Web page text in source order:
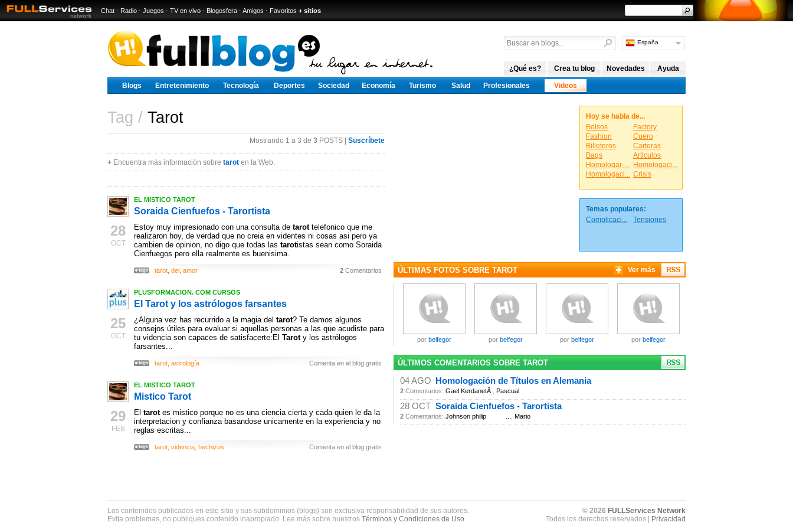
Chat · Radio · Juegos · TV en vivo · Blogosfera · Amigos · Favoritos + sitios
España
Internacional
¿Qué es? Crea tu blog Novedades Ayuda
Blogs Entretenimiento Tecnología Deportes Sociedad Economía Turismo Salud Profesionales Videos
Tag / Tarot
Mostrando 1 a 3 de 3 POSTS | Suscríbete
+ Encuentra más información sobre tarot en la Web.
28
OCT
EL MISTICO TAROT
Soraida Cienfuefos - Tarortista
Estoy muy impresionado con una consulta de tarottelefonico que me
realizaron hoy, de verdad que no creia en videntes ni cosas asi pero ya
cambien de opinion, no digo que todas las tarotistas sean como Soraida
Cienfuegos pero ella realmente es buenisima.
2 Comentarios
tarot del amor
25
OCT
PLUSFORMACION. COM CURSOS
El Tarot y los astrólogos farsantes
¿Alguna vez has recurrido a la magia del tarot? Te damos algunos
consejos útiles para evaluar si aquellas personas a las que acudiste para
tu videncia son capaces de satisfacerte:El Taroty los astrólogos
farsantes...
Comenta en el blog gratis
tarot astrología
29
FEB
EL MISTICO TAROT
Mistico Tarot
El tarotes mistico porque no es una ciencia cierta y cada quien le da la
interpretacion y confianza basandose unicamente en la experiencia y no
reglas escritas...
Comenta en el blog gratis
tarot videncia hechizos
Hoy se habla de...
Bolsos
Factory
Fashion
Cuero
Billeteros
Carteras
Bags
Articulos
Homologar-... Homologaci...
Homologaci... Crisis
Temas populares:
Complicaci...
Tensiones
Ver más
ÚLTIMAS FOTOS SOBRE TAROT
por belfegor por belfegor por belfegor por belfegor
ÚLTIMOS COMENTARIOS SOBRE TAROT
04 AGO Homologación de Títulos en Alemania
2 Comentarios: Gael KerdanetÂ Pascual
28 OCT Soraida Cienfuefos - Tarortista
2 Comentarios: Johnson philip ... Mario
© 2026 FULLServices Network
Todos los derechos reservados |
Privacidad
Los contenidos publicados en este sitio y sus subdominios (blogs) son exclusiva responsabilidad de sus autores.
Evita problemas, no publiques contenido inapropiado. Lee más sobre nuestros Términos y Condiciones de Uso.